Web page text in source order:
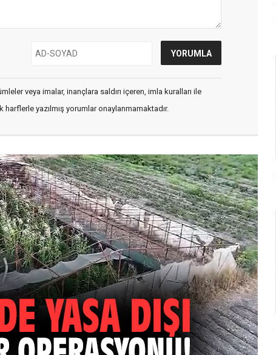
veya imalar, inançlara saldırı içeren, imla kuralları ile
yazılmış yorumlar onaylanmamaktadır.